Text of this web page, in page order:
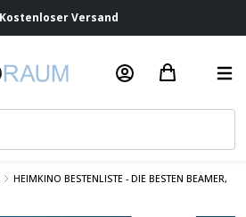
Beratung & Service
HEIMKINO BESTENLISTE - DIE BESTEN BEAMER,